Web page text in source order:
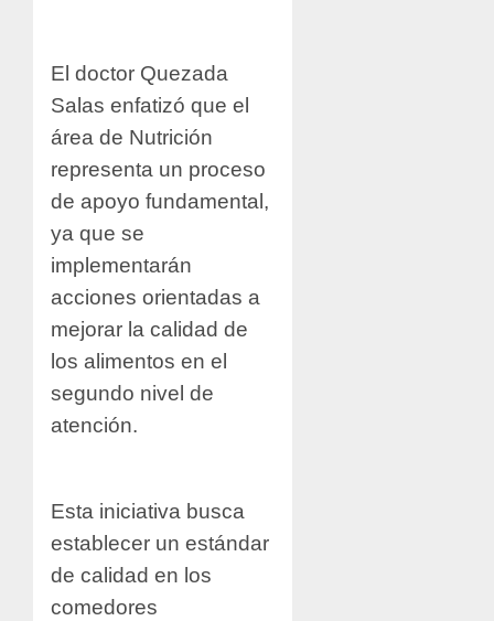
El doctor Quezada
Salas enfatizó que el
área de Nutrición
representa un proceso
de apoyo fundamental,
ya que se
implementarán
acciones orientadas a
mejorar la calidad de
los alimentos en el
segundo nivel de
atención.
Esta iniciativa busca
establecer un estándar
de calidad en los
comedores